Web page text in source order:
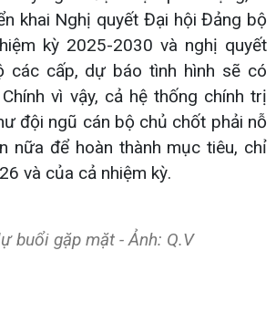
khai Nghị quyết Đại hội Đảng bộ
kỳ 2025-2030 và nghị quyết
các cấp, dự báo tình hình sẽ có
vì vậy, cả hệ thống chính trị
đội ngũ cán bộ chủ chốt phải nỗ
nữa để hoàn thành mục tiêu, chỉ
và của cả nhiệm kỳ.
buổi gặp mặt - Ảnh: Q.V